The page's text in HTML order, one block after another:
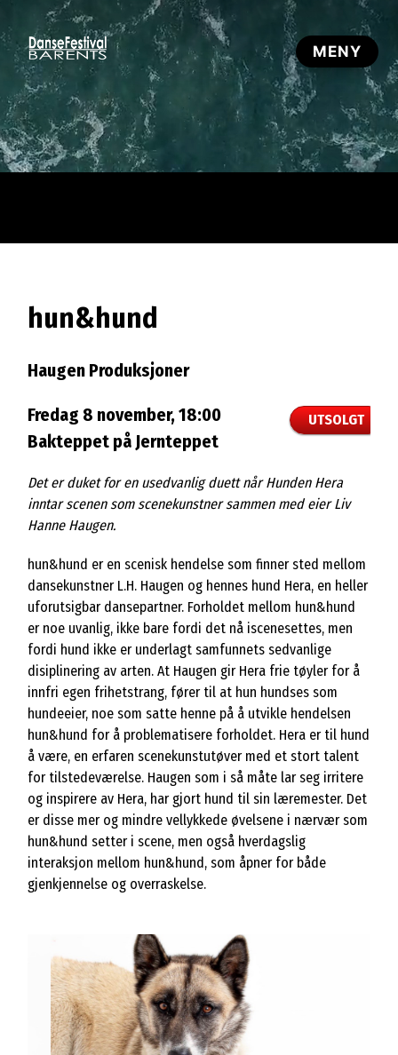
hun&hund
Haugen Produksjoner
Fredag 8 november, 18:00
Bakteppet på Jernteppet
UTSOLGT
Det er duket for en usedvanlig duett når Hunden Hera
inntar scenen som scenekunstner sammen med eier Liv
Hanne Haugen.
hun&hund er en scenisk hendelse som finner sted mellom
dansekunstner L.H. Haugen og hennes hund Hera, en heller
uforutsigbar dansepartner. Forholdet mellom hun&hund
er noe uvanlig, ikke bare fordi det nå iscenesettes, men
fordi hund ikke er underlagt samfunnets sedvanlige
disiplinering av arten. At Haugen gir Hera frie tøyler for å
innfri egen frihetstrang, fører til at hun hundses som
hundeeier, noe som satte henne på å utvikle hendelsen
hun&hund for å problematisere forholdet. Hera er til hund
å være, en erfaren scenekunstutøver med et stort talent
for tilstedeværelse. Haugen som i så måte lar seg irritere
og inspirere av Hera, har gjort hund til sin læremester. Det
er disse mer og mindre vellykkede øvelsene i nærvær som
hun&hund setter i scene, men også hverdagslig
interaksjon mellom hun&hund, som åpner for både
gjenkjennelse og overraskelse.